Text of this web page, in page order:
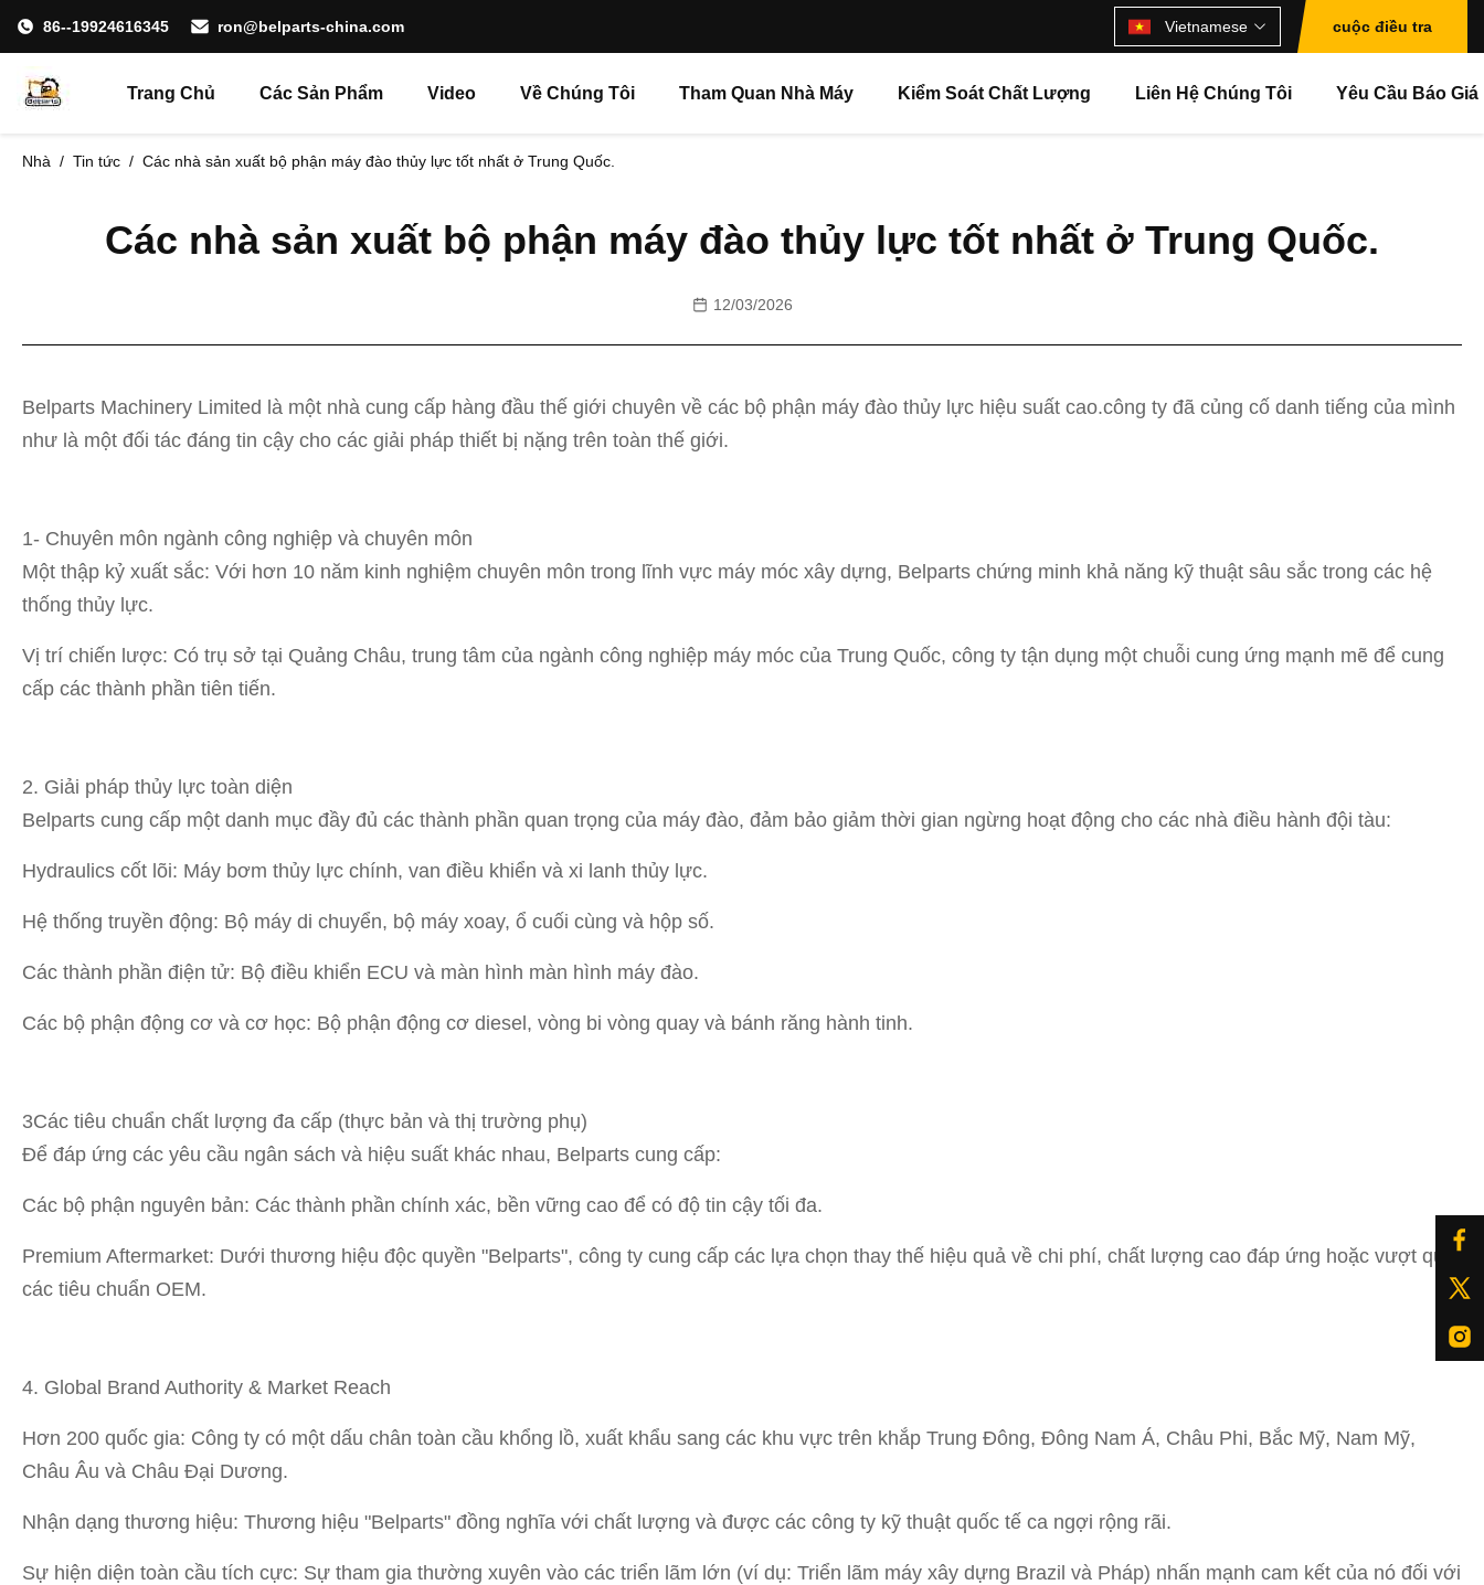
86--19924616345 ron@belparts-china.com Vietnamese cuộc điều tra
Trang Chủ Các Sản Phẩm Video Về Chúng Tôi Tham Quan Nhà Máy Kiểm Soát Chất Lượng Liên Hệ Chúng Tôi Yêu Cầu Báo Giá
Nhà / Tin tức / Các nhà sản xuất bộ phận máy đào thủy lực tốt nhất ở Trung Quốc.
Các nhà sản xuất bộ phận máy đào thủy lực tốt nhất ở Trung Quốc.
12/03/2026
Belparts Machinery Limited là một nhà cung cấp hàng đầu thế giới chuyên về các bộ phận máy đào thủy lực hiệu suất cao.công ty đã củng cố danh tiếng của mình
như là một đối tác đáng tin cậy cho các giải pháp thiết bị nặng trên toàn thế giới.
1- Chuyên môn ngành công nghiệp và chuyên môn
Một thập kỷ xuất sắc: Với hơn 10 năm kinh nghiệm chuyên môn trong lĩnh vực máy móc xây dựng, Belparts chứng minh khả năng kỹ thuật sâu sắc trong các hệ
thống thủy lực.
Vị trí chiến lược: Có trụ sở tại Quảng Châu, trung tâm của ngành công nghiệp máy móc của Trung Quốc, công ty tận dụng một chuỗi cung ứng mạnh mẽ để cung
cấp các thành phần tiên tiến.
2. Giải pháp thủy lực toàn diện
Belparts cung cấp một danh mục đầy đủ các thành phần quan trọng của máy đào, đảm bảo giảm thời gian ngừng hoạt động cho các nhà điều hành đội tàu:
Hydraulics cốt lõi: Máy bơm thủy lực chính, van điều khiển và xi lanh thủy lực.
Hệ thống truyền động: Bộ máy di chuyển, bộ máy xoay, ổ cuối cùng và hộp số.
Các thành phần điện tử: Bộ điều khiển ECU và màn hình màn hình máy đào.
Các bộ phận động cơ và cơ học: Bộ phận động cơ diesel, vòng bi vòng quay và bánh răng hành tinh.
3Các tiêu chuẩn chất lượng đa cấp (thực bản và thị trường phụ)
Để đáp ứng các yêu cầu ngân sách và hiệu suất khác nhau, Belparts cung cấp:
Các bộ phận nguyên bản: Các thành phần chính xác, bền vững cao để có độ tin cậy tối đa.
Premium Aftermarket: Dưới thương hiệu độc quyền "Belparts", công ty cung cấp các lựa chọn thay thế hiệu quả về chi phí, chất lượng cao đáp ứng hoặc vượt quá
các tiêu chuẩn OEM.
4. Global Brand Authority & Market Reach
Hơn 200 quốc gia: Công ty có một dấu chân toàn cầu khổng lồ, xuất khẩu sang các khu vực trên khắp Trung Đông, Đông Nam Á, Châu Phi, Bắc Mỹ, Nam Mỹ,
Châu Âu và Châu Đại Dương.
Nhận dạng thương hiệu: Thương hiệu "Belparts" đồng nghĩa với chất lượng và được các công ty kỹ thuật quốc tế ca ngợi rộng rãi.
Sự hiện diện toàn cầu tích cực: Sự tham gia thường xuyên vào các triển lãm lớn (ví dụ: Triển lãm máy xây dựng Brazil và Pháp) nhấn mạnh cam kết của nó đối với